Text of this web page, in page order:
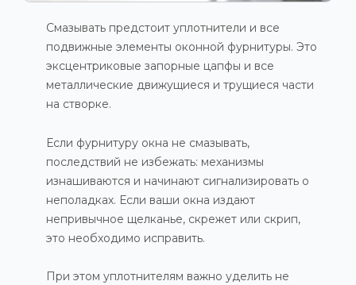
Смазывать предстоит уплотнители и все
подвижные элементы оконной фурнитуры. Это
эксцентриковые запорные цапфы и все
металлические движущиеся и трущиеся части
на створке.
Если фурнитуру окна не смазывать,
последствий не избежать: механизмы
изнашиваются и начинают сигнализировать о
неполадках. Если ваши окна издают
непривычное щелканье, скрежет или скрип,
это необходимо исправить.
При этом уплотнителям важно уделить не